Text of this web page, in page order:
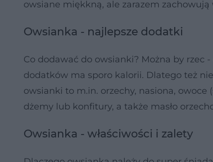
owsiane miękkną, ale zarazem
Owsianka - najlepsze dodatki
Co dodawać do owsianki? Można by rzec
dodatków ma sporo kalorii. Dlatego też
owsianki to m.in. orzechy, nasiona, owoce
dżemy lub konfitury, a także masło
Owsianka - właściwości i zalety